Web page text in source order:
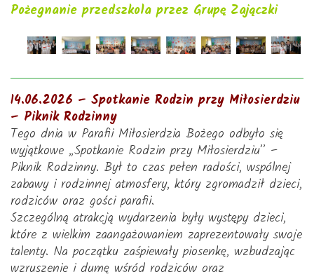
Pożegnanie przedszkola przez Grupę Zajączki
14.06.2026 – Spotkanie Rodzin przy Miłosierdziu
– Piknik Rodzinny
Tego dnia w Parafii Miłosierdzia Bożego odbyło się
wyjątkowe „Spotkanie Rodzin przy Miłosierdziu” –
Piknik Rodzinny. Był to czas pełen radości, wspólnej
zabawy i rodzinnej atmosfery, który zgromadził dzieci,
rodziców oraz gości parafii.
Szczególną atrakcją wydarzenia były występy dzieci,
które z wielkim zaangażowaniem zaprezentowały swoje
talenty. Na początku zaśpiewały piosenkę, wzbudzając
wzruszenie i dumę wśród rodziców oraz